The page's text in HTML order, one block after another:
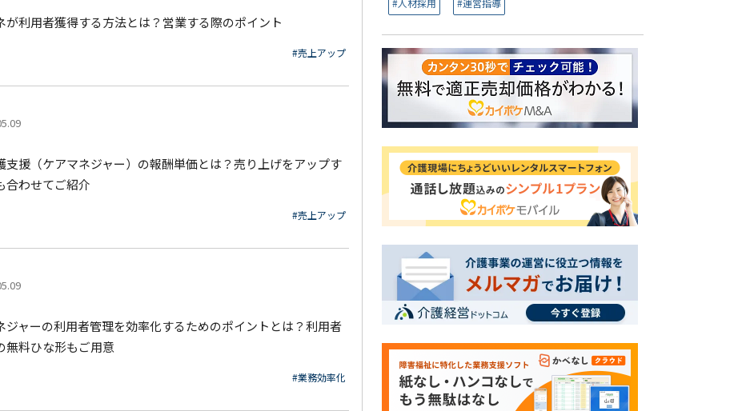
が利用者獲得する方法とは？営業する際のポイント
#売上アップ
支援（ケアマネジャー）の報酬単価とは？売り上げをアップす
合わせてご紹介
#売上アップ
ジャーの利用者管理を効率化するためのポイントとは？利用者
無料ひな形もご用意
#業務効率化